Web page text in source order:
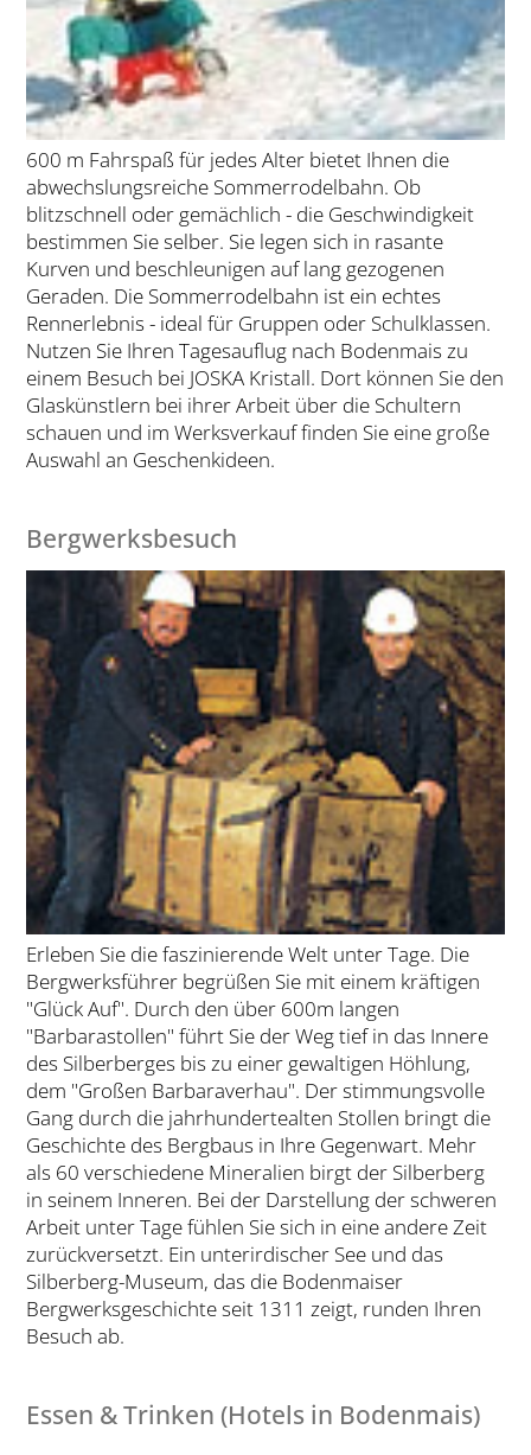
600 m Fahrspaß für jedes Alter bietet Ihnen die
abwechslungsreiche Sommerrodelbahn. Ob
blitzschnell oder gemächlich - die Geschwindigkeit
bestimmen Sie selber. Sie legen sich in rasante
Kurven und beschleunigen auf lang gezogenen
Geraden. Die Sommerrodelbahn ist ein echtes
Rennerlebnis - ideal für Gruppen oder Schulklassen.
Nutzen Sie Ihren Tagesauflug nach Bodenmais zu
einem Besuch bei JOSKA Kristall. Dort können Sie den
Glaskünstlern bei ihrer Arbeit über die Schultern
schauen und im Werksverkauf finden Sie eine große
Auswahl an Geschenkideen.
Bergwerksbesuch
Erleben Sie die faszinierende Welt unter Tage. Die
Bergwerksführer begrüßen Sie mit einem kräftigen
"Glück Auf". Durch den über 600m langen
"Barbarastollen" führt Sie der Weg tief in das Innere
des Silberberges bis zu einer gewaltigen Höhlung,
dem "Großen Barbaraverhau". Der stimmungsvolle
Gang durch die jahrhundertealten Stollen bringt die
Geschichte des Bergbaus in Ihre Gegenwart. Mehr
als 60 verschiedene Mineralien birgt der Silberberg
in seinem Inneren. Bei der Darstellung der schweren
Arbeit unter Tage fühlen Sie sich in eine andere Zeit
zurückversetzt. Ein unterirdischer See und das
Silberberg-Museum, das die Bodenmaiser
Bergwerksgeschichte seit 1311 zeigt, runden Ihren
Besuch ab.
Essen & Trinken (Hotels in Bodenmais)